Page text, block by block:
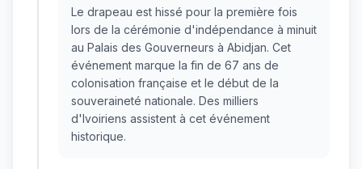
Le drapeau est hissé pour la première fois
lors de la cérémonie d'indépendance à minuit
au Palais des Gouverneurs à Abidjan. Cet
événement marque la fin de 67 ans de
colonisation française et le début de la
souveraineté nationale. Des milliers
d'Ivoiriens assistent à cet événement
historique.